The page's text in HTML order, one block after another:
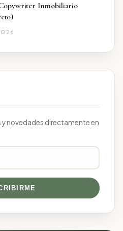
Inmobiliario
novedades directamente en